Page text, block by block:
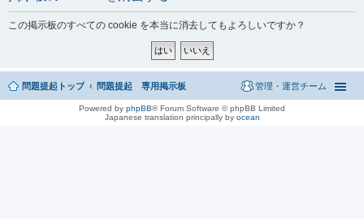
この掲示板のすべての cookie を本当に消去してもよろしいですか？
問題提起トップ 問題提起 専用掲示板 管理・運営チーム
Powered by phpBB® Forum Software © phpBB Limited
Japanese translation principally by ocean